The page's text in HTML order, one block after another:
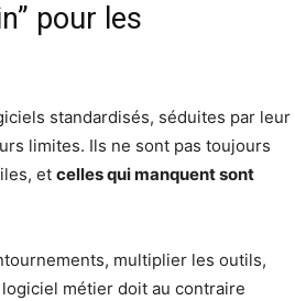
pour les
standardisés, séduites par leur
limites. Ils ne sont pas toujours
et celles qui manquent sont
multiplier les outils,
métier doit au contraire